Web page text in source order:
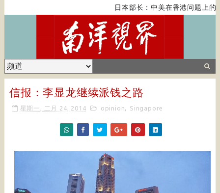
日本部长：中美在香港问题上的
信报：李显龙继续派钱之路
星期一, 二月 24, 2014 opinion, Singapore